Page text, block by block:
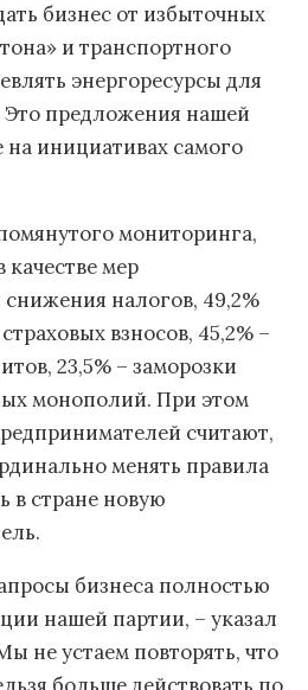
бизнес от избыточных
и транспортного
энергоресурсы для
Это предложения нашей
инициативах самого
мониторинга,
качестве мер
налогов, 49,2%
взносов, 45,2% –
23,5% – заморозки
монополий. При этом
считают,
менять правила
в стране новую
бизнеса полностью
нашей партии, – указал
не устаем повторять, что